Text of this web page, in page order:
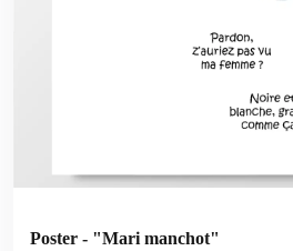
Poster - "Mari manchot"